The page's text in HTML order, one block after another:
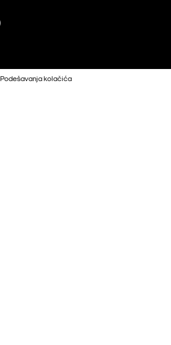
Podešavanja kolačića